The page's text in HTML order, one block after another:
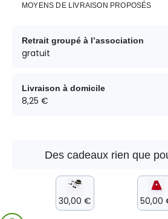
MOYENS DE LIVRAISON PROPOSÉS
Retrait groupé à l’association
gratuit
Livraison à domicile
8,25 €
Des cadeaux rien que
30,00 € 50,00